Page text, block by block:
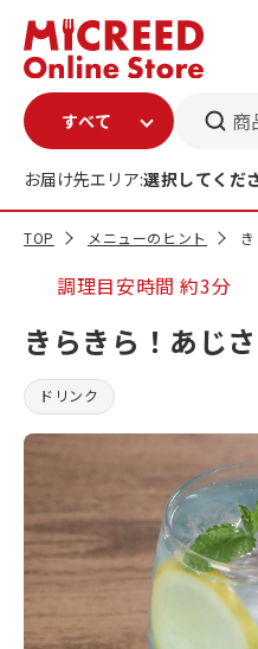
商
お届け先エリア:選択してくだ
TOP メニューのヒント
調理目安時間約3分
きらきら！あじ
ドリンク